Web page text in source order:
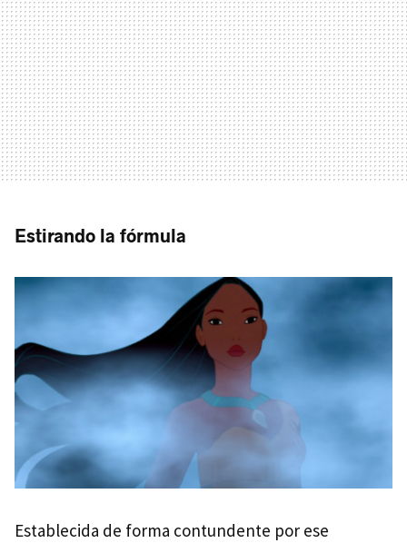
Estirando la fórmula
Establecida de forma contundente por ese